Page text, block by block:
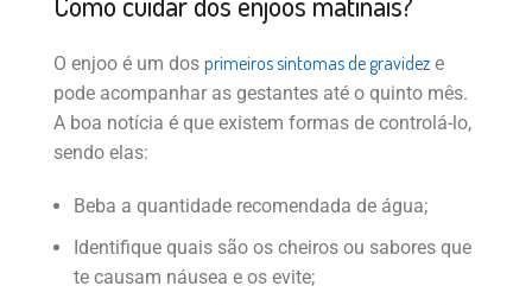
O enjoo é um dos primeiros sintomas de gravidez e
pode acompanhar as gestantes até o quinto mês.
A boa notícia é que existem formas de controlá-lo,
sendo elas:
Beba a quantidade recomendada de água;
Identifique quais são os cheiros ou sabores que
te causam náusea e os evite;